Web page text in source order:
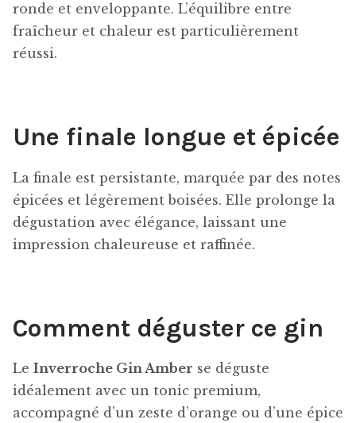
ronde et enveloppante. L’équilibre entre
fraîcheur et chaleur est particulièrement
réussi.
Une finale longue et épicée
La finale est persistante, marquée par des notes
épicées et légèrement boisées. Elle prolonge la
dégustation avec élégance, laissant une
impression chaleureuse et raffinée.
Comment déguster ce gin
Le Inverroche Gin Amber se déguste
idéalement avec un tonic premium,
accompagné d’un zeste d’orange ou d’une épice